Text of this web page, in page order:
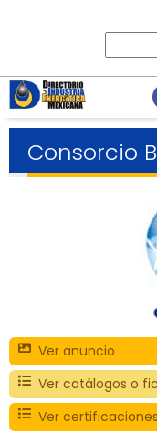
Consorcio
Ver anuncio
Ver catálogos o
Ver certificaciones